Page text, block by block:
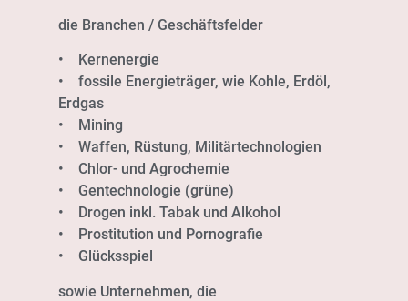
die Branchen / Geschäftsfelder
• Kernenergie
• fossile Energieträger, wie Kohle, Erdöl,
Erdgas
• Mining
• Waffen, Rüstung, Militärtechnologien
• Chlor- und Agrochemie
• Gentechnologie (grüne)
• Drogen inkl. Tabak und Alkohol
• Prostitution und Pornografie
• Glücksspiel
sowie Unternehmen, die